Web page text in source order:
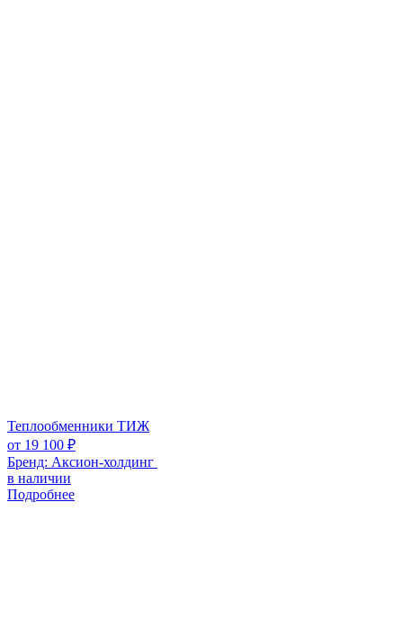
Теплообменники ТИЖ
от 19 100 ₽
Бренд: Аксион-холдинг
в наличии
Подробнее